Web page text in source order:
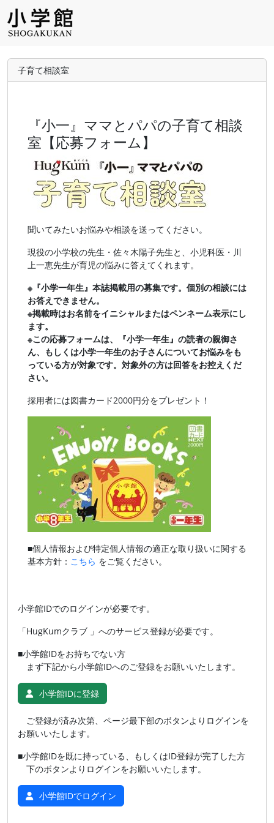
子育て相談室
『小一』ママとパパの子育て相談
室【応募フォーム】
聞いてみたいお悩みや相談を送ってください。
現役の小学校の先生・佐々木陽子先生と、小児科医・川
上一恵先生が育児の悩みに答えてくれます。
※『小学一年生』本誌掲載用の募集です。個別の相談には
お答えできません。
※掲載時はお名前をイニシャルまたはペンネーム表示にし
ます。
※この応募フォームは、『小学一年生』の読者の親御さ
ん、もしくは小学一年生のお子さんについてお悩みをも
っている方が対象です。対象外の方は回答をお控えくだ
さい。
採用者には図書カード2000円分をプレゼント！
■個人情報および特定個人情報の適正な取り扱いに関する
基本方針： こちら をご覧ください。
小学館IDでのログインが必要です。
「HugKumクラブ 」へのサービス登録が必要です。
■小学館IDをお持ちでない方
まず下記から小学館IDへのご登録をお願いいたします。
小学館IDに登録
ご登録が済み次第、ページ最下部のボタンよりログインを
お願いいたします。
■小学館IDを既に持っている、もしくはID登録が完了した方
下のボタンよりログインをお願いいたします。
小学館IDでログイン